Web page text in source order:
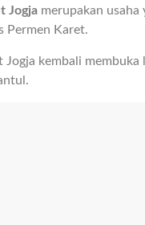
Jogja merupakan usaha
Permen Karet.
Jogja kembali